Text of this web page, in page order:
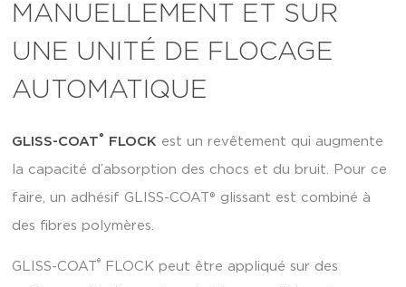
MANUELLEMENT ET SUR
UNE UNITÉ DE FLOCAGE
AUTOMATIQUE
GLISS-COAT® FLOCK est un revêtement qui augmente
la capacité d’absorption des chocs et du bruit. Pour ce
faire, un adhésif GLISS-COAT® glissant est combiné à
des fibres polymères.
GLISS-COAT ® FLOCK peut être appliqué sur des